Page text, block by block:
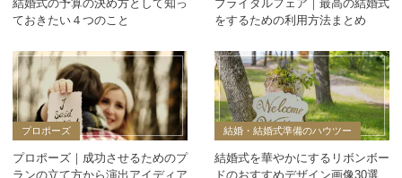
結婚式の予算の決め方として知っ
ておきたい４つのこと
ブライダルフェア｜最高の結婚式
をするための利用方法まとめ
プロポーズ
プロポーズ｜成功させるためのプ
ランの立て方から演出アイディア
結婚・結婚式準備のハウツー
結婚式を華やかにするリボンボー
ドのおすすめデザイン画像30選